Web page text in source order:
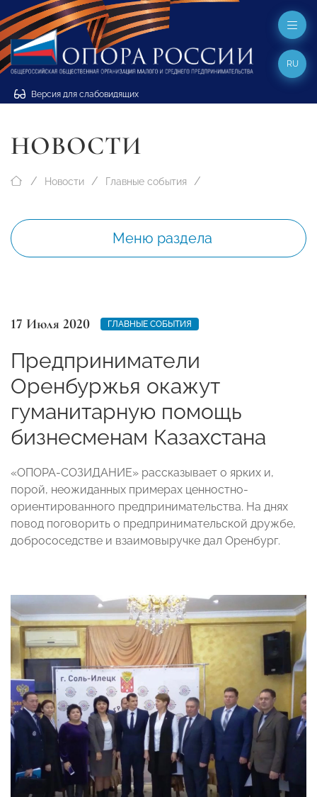
Версия для слабовидящих
RU
НОВОСТИ
Новости Главные события
Меню раздела
17 Июля 2020 ГЛАВНЫЕ СОБЫТИЯ
Предприниматели
Оренбуржья окажут
гуманитарную помощь
бизнесменам Казахстана
«ОПОРА-СОЗИДАНИЕ» рассказывает о ярких и,
порой, неожиданных примерах ценностно-
ориентированного предпринимательства. На днях
повод поговорить о предпринимательской дружбе,
добрососедстве и взаимовыручке дал Оренбург.